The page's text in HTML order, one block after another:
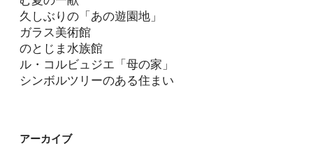
久しぶりの「あの遊園地」
ガラス美術館
のとじま水族館
ル・コルビュジエ「母の家」
シンボルツリーのある住まい
アーカイブ